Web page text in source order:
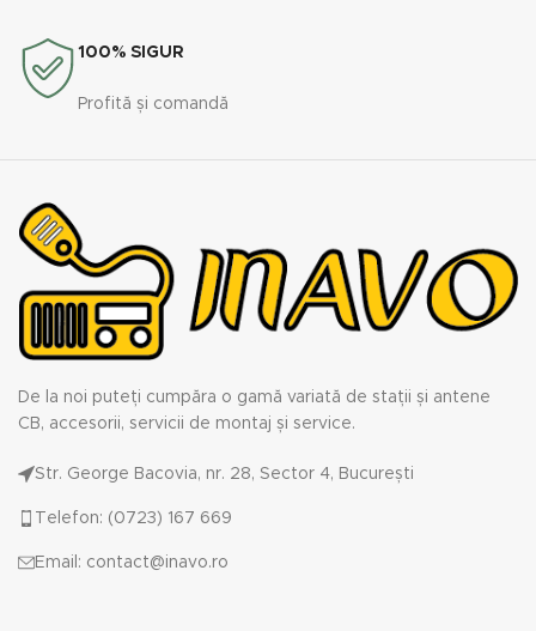
100% SIGUR
Profită și comandă
De la noi puteți cumpăra o gamă variată de stații și antene
CB, accesorii, servicii de montaj și service.
Str. George Bacovia, nr. 28, Sector 4, București
Telefon: (0723) 167 669
Email: contact@inavo.ro